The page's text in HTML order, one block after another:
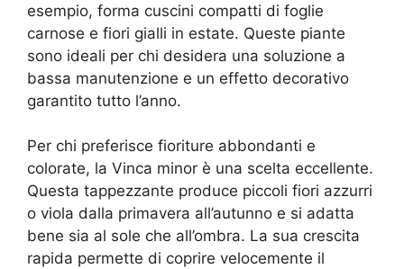
esempio, forma cuscini compatti di foglie
carnose e fiori gialli in estate. Queste piante
sono ideali per chi desidera una soluzione a
bassa manutenzione e un effetto decorativo
garantito tutto l’anno.
Per chi preferisce fioriture abbondanti e
colorate, la Vinca minor è una scelta eccellente.
Questa tappezzante produce piccoli fiori azzurri
o viola dalla primavera all’autunno e si adatta
bene sia al sole che all’ombra. La sua crescita
rapida permette di coprire velocemente il